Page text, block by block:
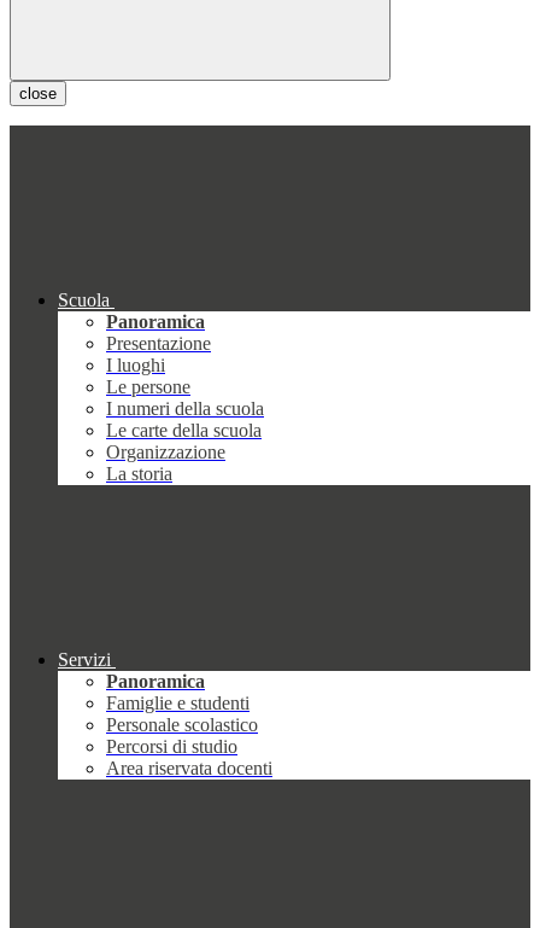
close
Scuola
Panoramica
Presentazione
I luoghi
Le persone
I numeri della scuola
Le carte della scuola
Organizzazione
La storia
Servizi
Panoramica
Famiglie e studenti
Personale scolastico
Percorsi di studio
Area riservata docenti